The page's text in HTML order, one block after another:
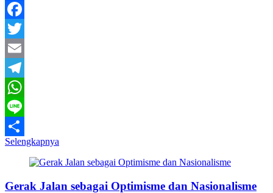
Facebook
Twitter
Email
Telegram
WhatsApp
Line
Share
Selengkapnya
Gerak Jalan sebagai Optimisme dan Nasionalisme